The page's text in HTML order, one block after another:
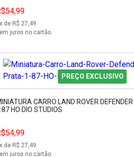
x de R$ 27,49
juros no cartão
PREÇO EXCLUSIVO
CARRO LAND ROVER
HO DIO STUDIOS
x de R$ 27,49
juros no cartão